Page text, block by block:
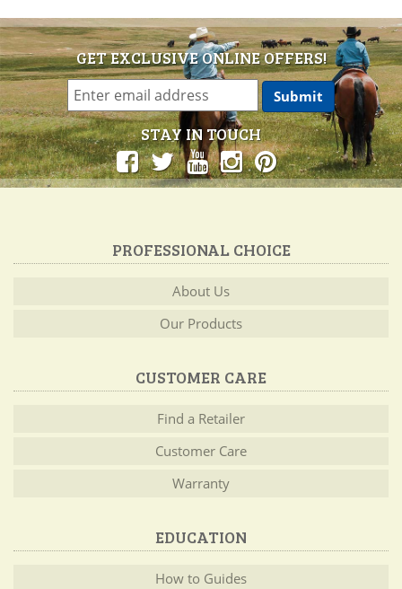
GET EXCLUSIVE ONLINE OFFERS!
STAY IN TOUCH
PROFESSIONAL CHOICE
About Us
Our Products
CUSTOMER CARE
Find a Retailer
Customer Care
Warranty
EDUCATION
How to Guides